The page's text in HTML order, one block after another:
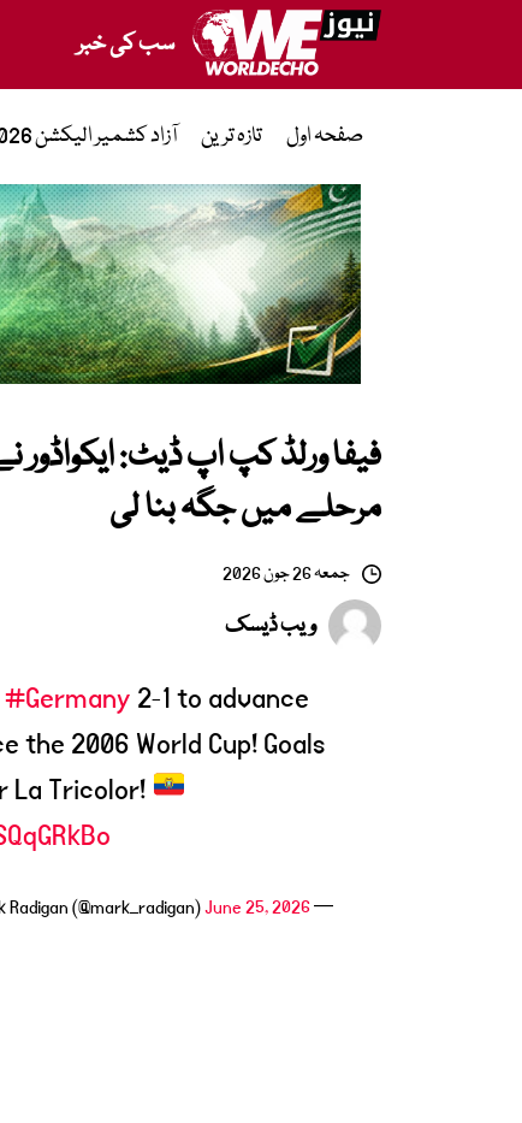
سب کی خبر
صفحہ اول تازہ ترین آزاد کشمیر الیکشن 2026
فیفا ورلڈ کپ اپ ڈیٹ:
مرحلے میں جگہ بنا لی
جمعہ 26 جون 2026
ویب ڈیسک
#Germany 2-1 to advance
2006 World Cup! Goals
La Tricolor!
— Mark Radigan (@mark_radigan)
June 25, 2026